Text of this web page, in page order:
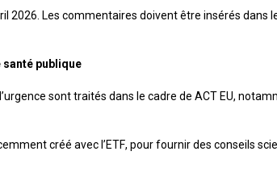
2026. Les commentaires doivent être insérés dans
santé publique
sont traités dans le cadre de ACT EU,
créé avec l’ETF, pour fournir des conseils